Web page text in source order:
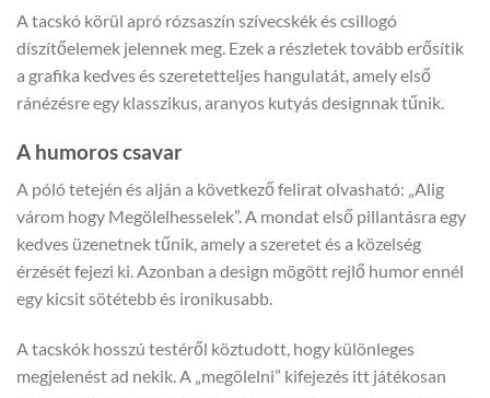
A tacskó körül apró rózsaszín szívecskék és csillogó
díszítőelemek jelennek meg. Ezek a részletek tovább erősítik
a grafika kedves és szeretetteljes hangulatát, amely első
ránézésre egy klasszikus, aranyos kutyás designnak tűnik.
A humoros csavar
A póló tetején és alján a következő felirat olvasható: „Alig
várom hogy Megölelhesselek”. A mondat első pillantásra egy
kedves üzenetnek tűnik, amely a szeretet és a közelség
érzését fejezi ki. Azonban a design mögött rejlő humor ennél
egy kicsit sötétebb és ironikusabb.
A tacskók hosszú testéről köztudott, hogy különleges
megjelenést ad nekik. A „megölelni” kifejezés itt játékosan